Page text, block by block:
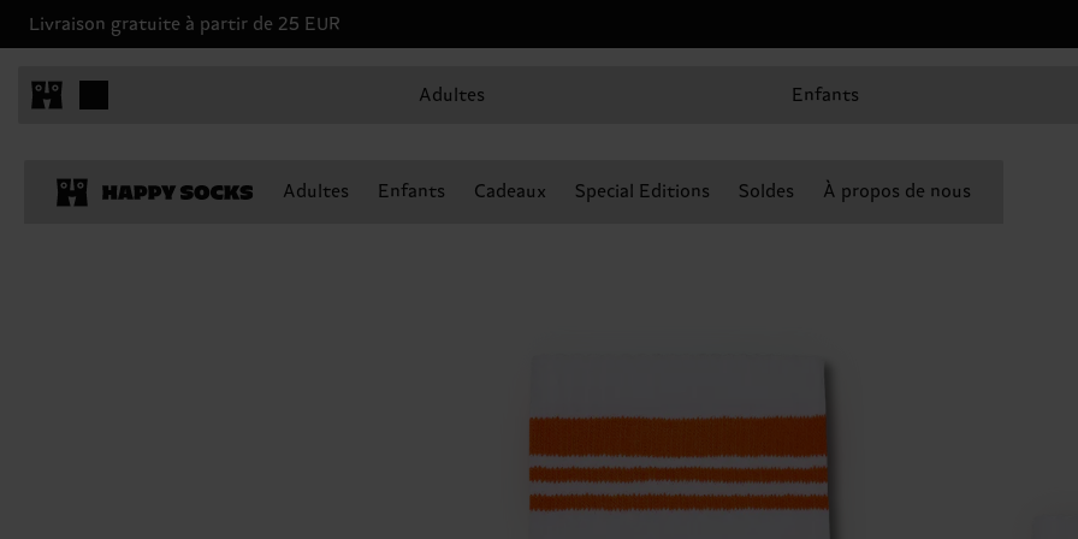
Livraison gratuite à partir de 25 EUR
Adultes Enfants
Adultes Enfants Cadeaux Special Editions Soldes À propos de nous